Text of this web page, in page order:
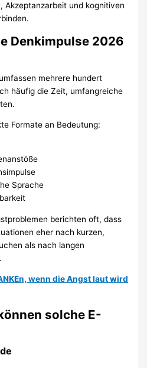
Akzeptanzarbeit und kognitiven
Denkimpulse 2026
mehrere hundert
häufig die Zeit, umfangreiche
Formate an Bedeutung:
Sprache
berichten oft, dass
eher nach kurzen,
als nach langen
wenn die Angst laut wird
solche E-